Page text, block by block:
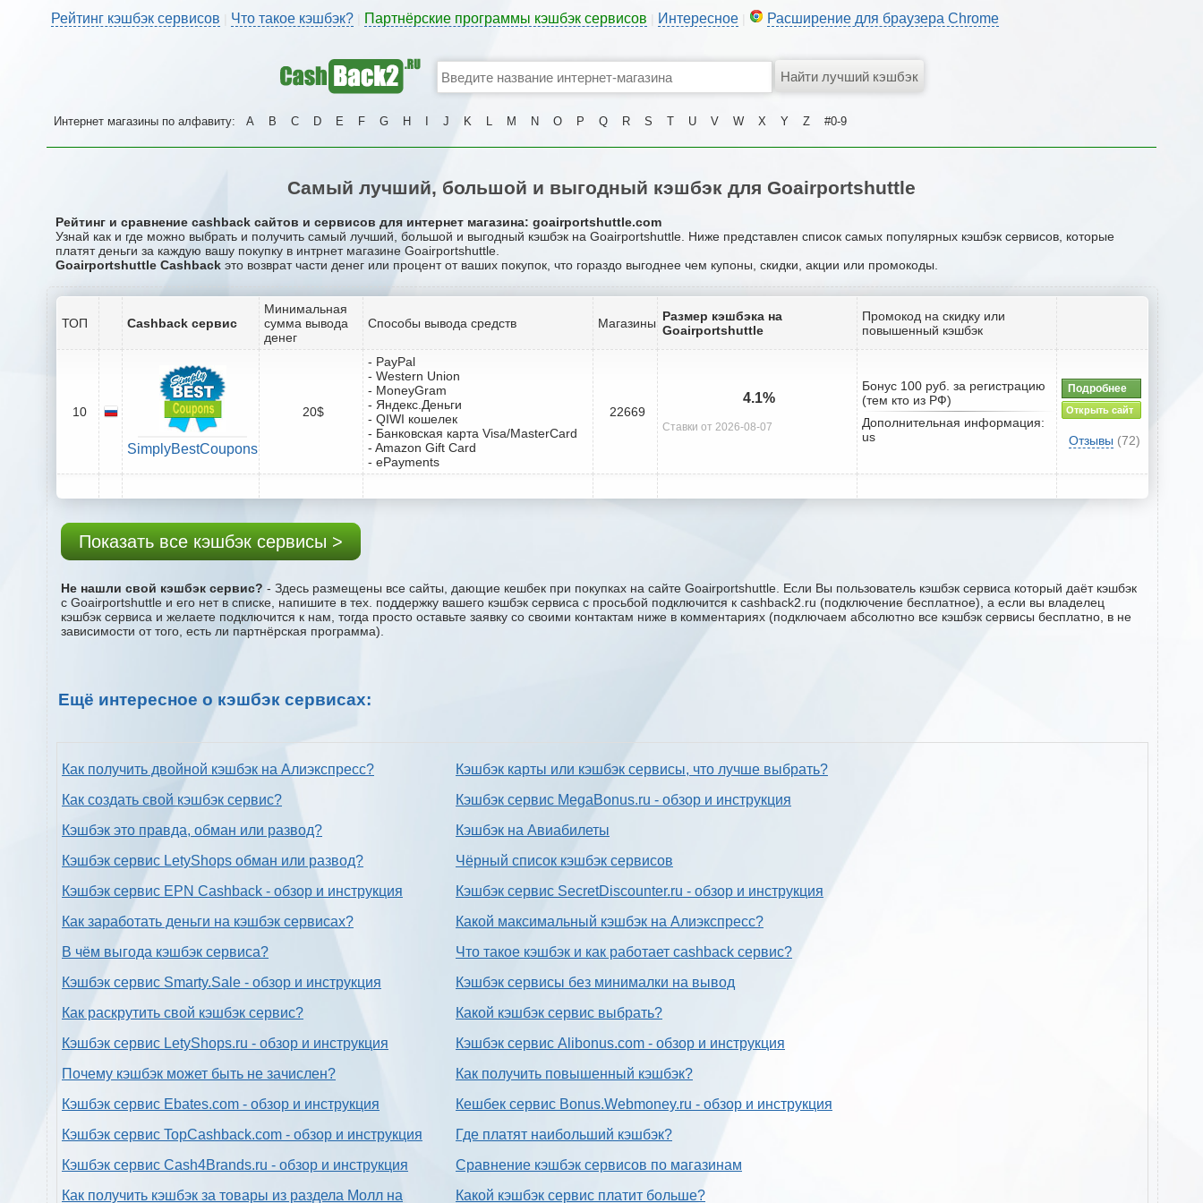
Рейтинг кэшбэк сервисов Что такое кэшбэк? Партнёрские программы кэшбэк сервисов Интересное Расширение для браузера Chrome
Интернет магазины по алфавиту: A B C D E F G H J K L M N O P Q R S T U V W X Y Z #0-9
Самый лучший, большой и выгодный кэшбэк для Goairportshuttle
Рейтинг и сравнение cashback сайтов и сервисов для интернет магазина: goairportshuttle.com
Узнай как и где можно выбрать и получить самый лучший, большой и выгодный кэшбэк на Goairportshuttle. Ниже представлен список самых популярных кэшбэк сервисов, которые
платят деньги за каждую вашу покупку в интрнет магазине Goairportshuttle.
Goairportshuttle Cashback это возврат части денег или процент от ваших покупок, что гораздо выгоднее чем купоны, скидки, акции или промокоды.
ТОП Cashback сервис
Минимальная
сумма вывода
денег
Способы вывода средств Магазины Размер кэшбэка на
Goairportshuttle
Промокод на скидку или
повышенный кэшбэк
10
SimplyBestCoupons
20$
- PayPal
- Western Union
- MoneyGram
- Яндекс.Деньги
- QIWI кошелек
- Банковская карта Visa/MasterCard
- Amazon Gift Card
- ePayments
22669
4.1%
Ставки от 2026-08-07
Бонус 100 руб. за регистрацию
(тем кто из РФ)
Дополнительная информация:
us
Подробнее
Открыть сайт
Отзывы (72)
Показать все кэшбэк сервисы >
Не нашли свой кэшбэк сервис? - Здесь размещены все сайты, дающие кешбек при покупках на сайте Goairportshuttle. Если Вы пользователь кэшбэк сервиса который даёт кэшбэк
с Goairportshuttle и его нет в списке, напишите в тех. поддержку вашего кэшбэк сервиса с проcьбой подключится к cashback2.ru (подключение бесплатное), а если вы владелец
кэшбэк сервиса и желаете подключится к нам, тогда просто оставьте заявку со своими контактам ниже в комментариях (подключаем абсолютно все кэшбэк сервисы бесплатно, в не
зависимости от того, есть ли партнёрская программа).
Ещё интересное о кэшбэк сервисах:
Как получить двойной кэшбэк на Алиэкспресс?
Как создать свой кэшбэк сервис?
Кэшбэк это правда, обман или развод?
Кэшбэк сервис LetyShops обман или развод?
Кэшбэк сервис EPN Cashback - обзор и инструкция
Как заработать деньги на кэшбэк сервисах?
В чём выгода кэшбэк сервиса?
Кэшбэк сервис Smarty.Sale - обзор и инструкция
Как раскрутить свой кэшбэк сервис?
Кэшбэк сервис LetyShops.ru - обзор и инструкция
Почему кэшбэк может быть не зачислен?
Кэшбэк сервис Ebates.com - обзор и инструкция
Кэшбэк сервис TopCashback.com - обзор и инструкция
Кэшбэк сервис Cash4Brands.ru - обзор и инструкция
Как получить кэшбэк за товары из раздела Молл на
Кэшбэк карты или кэшбэк сервисы, что лучше выбрать?
Кэшбэк сервис MegaBonus.ru - обзор и инструкция
Кэшбэк на Авиабилеты
Чёрный список кэшбэк сервисов
Кэшбэк сервис SecretDiscounter.ru - обзор и инструкция
Какой максимальный кэшбэк на Алиэкспресс?
Что такое кэшбэк и как работает cashback сервис?
Кэшбэк сервисы без минималки на вывод
Какой кэшбэк сервис выбрать?
Кэшбэк сервис Alibonus.com - обзор и инструкция
Как получить повышенный кэшбэк?
Кешбек сервис Bonus.Webmoney.ru - обзор и инструкция
Где платят наибольший кэшбэк?
Сравнение кэшбэк сервисов по магазинам
Какой кэшбэк сервис платит больше?